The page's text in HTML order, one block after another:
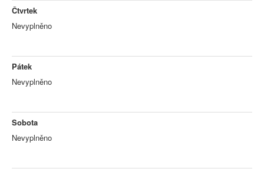
Čtvrtek
Nevyplněno
Pátek
Nevyplněno
Sobota
Nevyplněno